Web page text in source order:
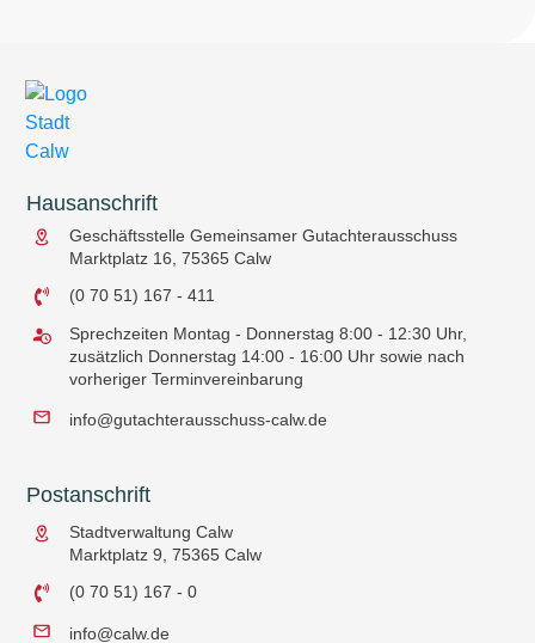
Hausanschrift
Geschäftsstelle Gemeinsamer Gutachterausschuss
Marktplatz 16, 75365 Calw
(0 70 51) 167 - 411
Sprechzeiten Montag - Donnerstag 8:00 - 12:30 Uhr,
zusätzlich Donnerstag 14:00 - 16:00 Uhr sowie nach
vorheriger Terminvereinbarung
info@gutachterausschuss-calw.de
Postanschrift
Stadtverwaltung Calw
Marktplatz 9, 75365 Calw
(0 70 51) 167 - 0
info@calw.de